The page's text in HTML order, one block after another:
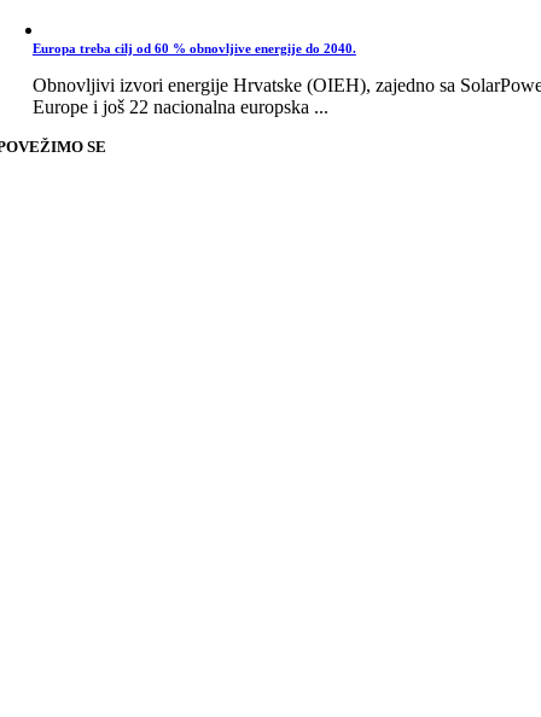
Europa treba cilj od 60 % obnovljive energije do 2040.
Obnovljivi izvori energije Hrvatske (OIEH), zajedno sa
Europe i još 22 nacionalna europska ...
SE